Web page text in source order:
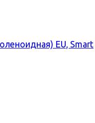
EU, Smart